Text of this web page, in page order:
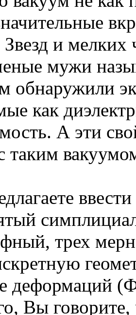
Звезд и
мужи
обнаружили
как
А эти
таким
трех
деформаций
Вы говорите,